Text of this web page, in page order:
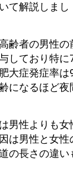
て解説しまし
齢者の男性の
しており特に
大症発症率は
になるほど夜
男性よりも女
は男性と女性
の長さの違い